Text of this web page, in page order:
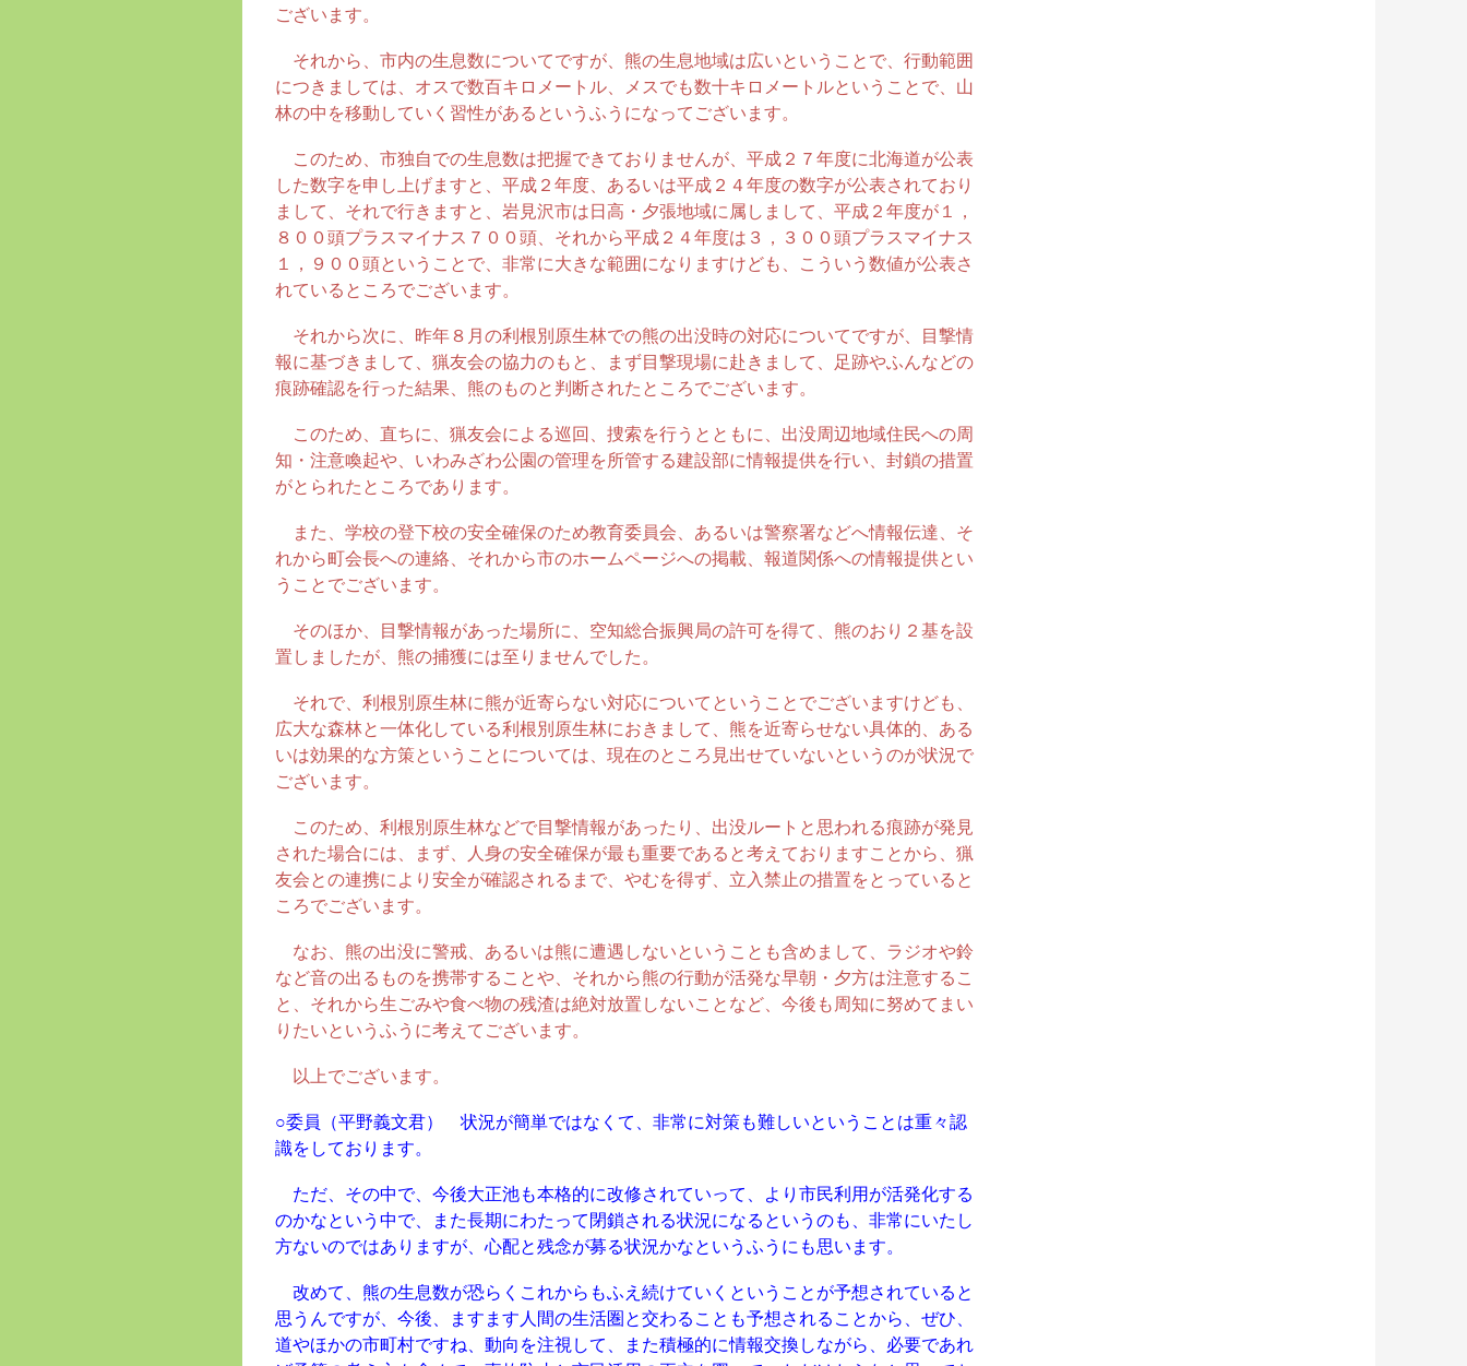
ございます。
それから、市内の生息数についてですが、熊の生息地域は広いということで、行動範囲
につきましては、オスで数百キロメートル、メスでも数十キロメートルということで、山
林の中を移動していく習性があるというふうになってございます。
このため、市独自での生息数は把握できておりませんが、平成２７年度に北海道が公表
した数字を申し上げますと、平成２年度、あるいは平成２４年度の数字が公表されており
まして、それで行きますと、岩見沢市は日高・夕張地域に属しまして、平成２年度が１，
８００頭プラスマイナス７００頭、それから平成２４年度は３，３００頭プラスマイナス
１，９００頭ということで、非常に大きな範囲になりますけども、こういう数値が公表さ
れているところでございます。
それから次に、昨年８月の利根別原生林での熊の出没時の対応についてですが、目撃情
報に基づきまして、猟友会の協力のもと、まず目撃現場に赴きまして、足跡やふんなどの
痕跡確認を行った結果、熊のものと判断されたところでございます。
このため、直ちに、猟友会による巡回、捜索を行うとともに、出没周辺地域住民への周
知・注意喚起や、いわみざわ公園の管理を所管する建設部に情報提供を行い、封鎖の措置
がとられたところであります。
また、学校の登下校の安全確保のため教育委員会、あるいは警察署などへ情報伝達、そ
れから町会長への連絡、それから市のホームページへの掲載、報道関係への情報提供とい
うことでございます。
そのほか、目撃情報があった場所に、空知総合振興局の許可を得て、熊のおり２基を設
置しましたが、熊の捕獲には至りませんでした。
それで、利根別原生林に熊が近寄らない対応についてということでございますけども、
広大な森林と一体化している利根別原生林におきまして、熊を近寄らせない具体的、ある
いは効果的な方策ということについては、現在のところ見出せていないというのが状況で
ございます。
このため、利根別原生林などで目撃情報があったり、出没ルートと思われる痕跡が発見
された場合には、まず、人身の安全確保が最も重要であると考えておりますことから、猟
友会との連携により安全が確認されるまで、やむを得ず、立入禁止の措置をとっていると
ころでございます。
なお、熊の出没に警戒、あるいは熊に遭遇しないということも含めまして、ラジオや鈴
など音の出るものを携帯することや、それから熊の行動が活発な早朝・夕方は注意するこ
と、それから生ごみや食べ物の残渣は絶対放置しないことなど、今後も周知に努めてまい
りたいというふうに考えてございます。
以上でございます。
○委員（平野義文君） 状況が簡単ではなくて、非常に対策も難しいということは重々認
識をしております。
ただ、その中で、今後大正池も本格的に改修されていって、より市民利用が活発化する
のかなという中で、また長期にわたって閉鎖される状況になるというのも、非常にいたし
方ないのではありますが、心配と残念が募る状況かなというふうにも思います。
改めて、熊の生息数が恐らくこれからもふえ続けていくということが予想されていると
思うんですが、今後、ますます人間の生活圏と交わることも予想されることから、ぜひ、
道やほかの市町村ですね、動向を注視して、また積極的に情報交換しながら、必要であれ